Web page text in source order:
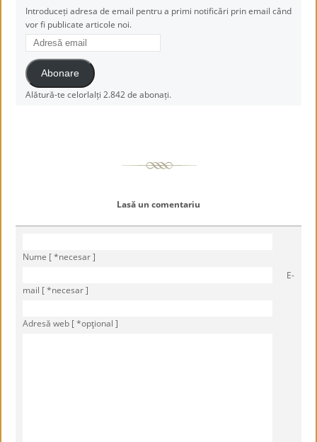
Introduceți adresa de email pentru a primi notificări prin email când
vor fi publicate articole noi.
Adresă
email
Abonare
Alătură-te celorlalți 2.842 de abonați.
Lasă un comentariu
Nume [ *necesar ]
E-
mail [ *necesar ]
Adresă web [ *opţional ]